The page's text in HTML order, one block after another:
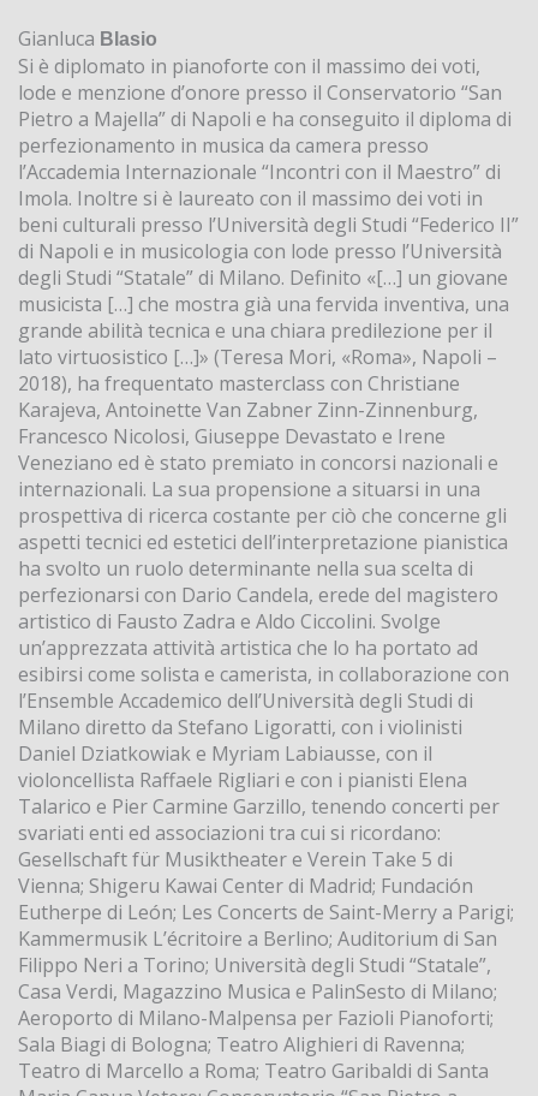
Gianluca Blasio
Si è diplomato in pianoforte con il massimo dei voti,
lode e menzione d’onore presso il Conservatorio “San
Pietro a Majella” di Napoli e ha conseguito il diploma di
perfezionamento in musica da camera presso
lʼAccademia Internazionale “Incontri con il Maestro” di
Imola. Inoltre si è laureato con il massimo dei voti in
beni culturali presso lʼUniversità degli Studi “Federico II”
di Napoli e in musicologia con lode presso lʼUniversità
degli Studi “Statale” di Milano. Definito «[…] un giovane
musicista […] che mostra già una fervida inventiva, una
grande abilità tecnica e una chiara predilezione per il
lato virtuosistico […]» (Teresa Mori, «Roma», Napoli –
2018), ha frequentato masterclass con Christiane
Karajeva, Antoinette Van Zabner Zinn-Zinnenburg,
Francesco Nicolosi, Giuseppe Devastato e Irene
Veneziano ed è stato premiato in concorsi nazionali e
internazionali. La sua propensione a situarsi in una
prospettiva di ricerca costante per ciò che concerne gli
aspetti tecnici ed estetici dell’interpretazione pianistica
ha svolto un ruolo determinante nella sua scelta di
perfezionarsi con Dario Candela, erede del magistero
artistico di Fausto Zadra e Aldo Ciccolini. Svolge
un’apprezzata attività artistica che lo ha portato ad
esibirsi come solista e camerista, in collaborazione con
l’Ensemble Accademico dell’Università degli Studi di
Milano diretto da Stefano Ligoratti, con i violinisti
Daniel Dziatkowiak e Myriam Labiausse, con il
violoncellista Raffaele Rigliari e con i pianisti Elena
Talarico e Pier Carmine Garzillo, tenendo concerti per
svariati enti ed associazioni tra cui si ricordano:
Gesellschaft für Musiktheater e Verein Take 5 di
Vienna; Shigeru Kawai Center di Madrid; Fundación
Eutherpe di León; Les Concerts de Saint-Merry a Parigi;
Kammermusik L’écritoire a Berlino; Auditorium di San
Filippo Neri a Torino; Università degli Studi “Statale”,
Casa Verdi, Magazzino Musica e PalinSesto di Milano;
Aeroporto di Milano-Malpensa per Fazioli Pianoforti;
Sala Biagi di Bologna; Teatro Alighieri di Ravenna;
Teatro di Marcello a Roma; Teatro Garibaldi di Santa